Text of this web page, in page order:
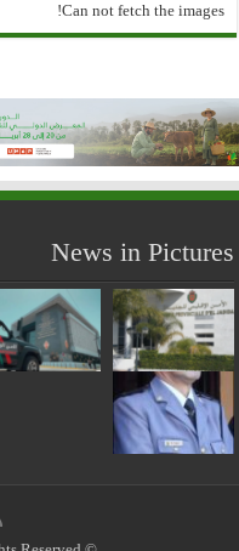
Can not fetch the images!
News in Pictures